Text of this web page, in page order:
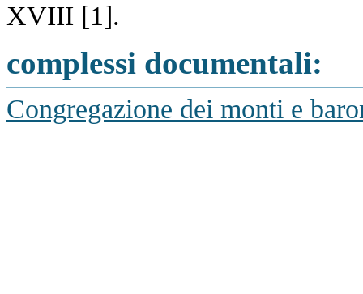
XVIII [1].
complessi documentali:
Congregazione dei monti e